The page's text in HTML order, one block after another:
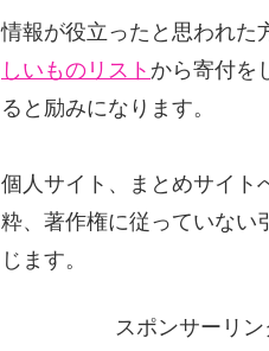
情報が役立ったと思われた
しいものリスト から寄付を
ると励みになります。
個人サイト、まとめサイト
粋、著作権に従っていない
じます。
スポンサーリン